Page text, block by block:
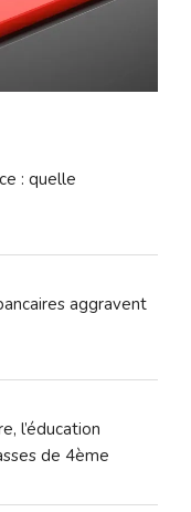
: quelle
aggravent
l’éducation
de 4ème